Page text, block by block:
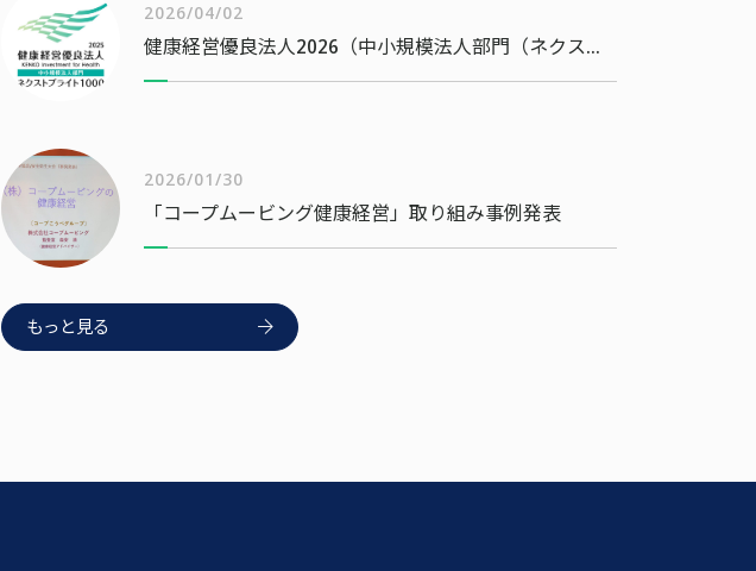
2026/04/02
健康経営優良法人2026（中小規模法人部門（ネクストブライト1000））
2026/01/30
「コープムービング健康経営」取り組み事例発表
もっと見る